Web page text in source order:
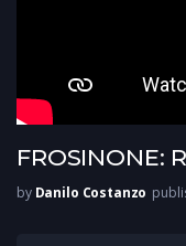
by Danilo Costanzo